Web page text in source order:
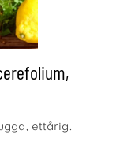
ettårig.